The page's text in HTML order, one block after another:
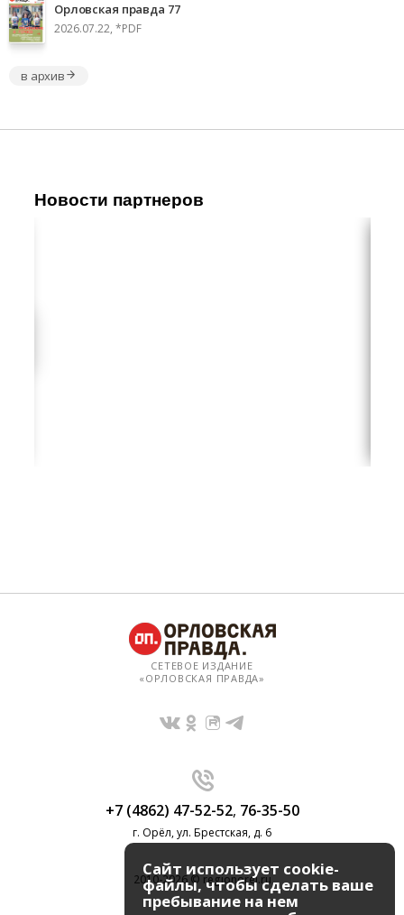
Орловская правда 77
2026.07.22, *PDF
в архив
Новости партнеров
СЕТЕВОЕ ИЗДАНИЕ
«ОРЛОВСКАЯ ПРАВДА»
+7 (4862) 47-52-52, 76-35-50
г. Орёл, ул. Брестская, д. 6
2010-2026 © regionorel.ru
Сайт использует cookie-
файлы, чтобы сделать ваше
пребывание на нем